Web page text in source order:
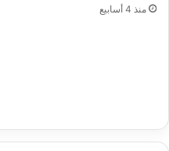
منذ 4 أسابيع